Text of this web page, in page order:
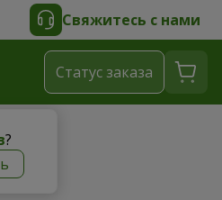
Свяжитесь с нами
?
Cтатус заказа